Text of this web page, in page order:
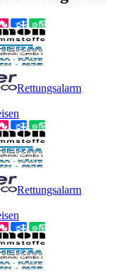
Rettungsalarm
Rettungsalarm